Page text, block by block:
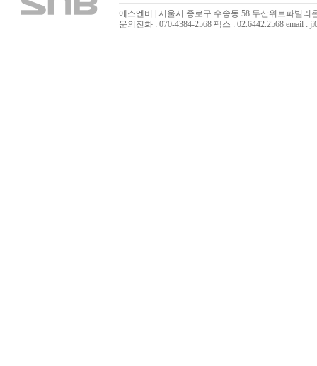
에스엔비 | 서울시 종로구 수송동 58 두산위브파빌리
문의전화 : 070-4384-2568 팩스 : 02.6442.2568 email :